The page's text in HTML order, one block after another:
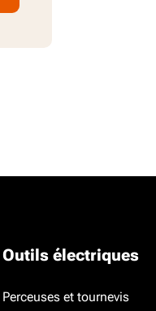
Outils électriques
Perceuses et tournevis